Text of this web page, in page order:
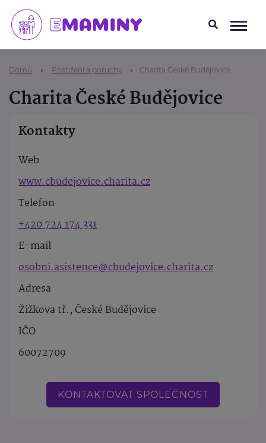
Domů Postižení a poruchy Charita České Budějovice
Charita České Budějovice
Kontakty
Web
www.cbudejovice.charita.cz
Telefon
+420 724 174 331
E-mail
osobni.asistence@cbudejovice.charita.cz
Adresa
Žižkova tř., České Budějovice
IČO
60072709
KONTAKTOVAT SPOLEČNOST